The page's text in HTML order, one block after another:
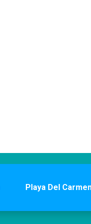
Playa Del